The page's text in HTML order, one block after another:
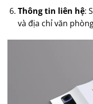
Thông tin liên hệ:
và địa chỉ văn